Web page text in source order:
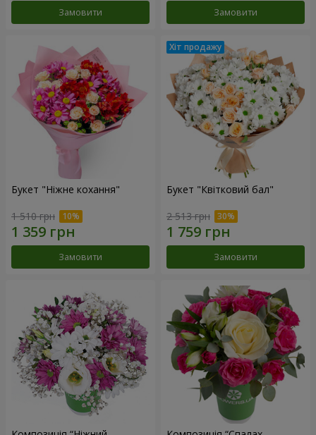
Замовити Замовити
Букет "Ніжне кохання"
1 510 грн
Замовити
Букет "Квітковий бал"
2 513 грн
Замовити